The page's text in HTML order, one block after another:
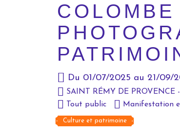
Du 01/07/2025 au 21/09/
SAINT RÉMY DE PROVENCE
Tout public
Manifestation
Culture et patrimoine